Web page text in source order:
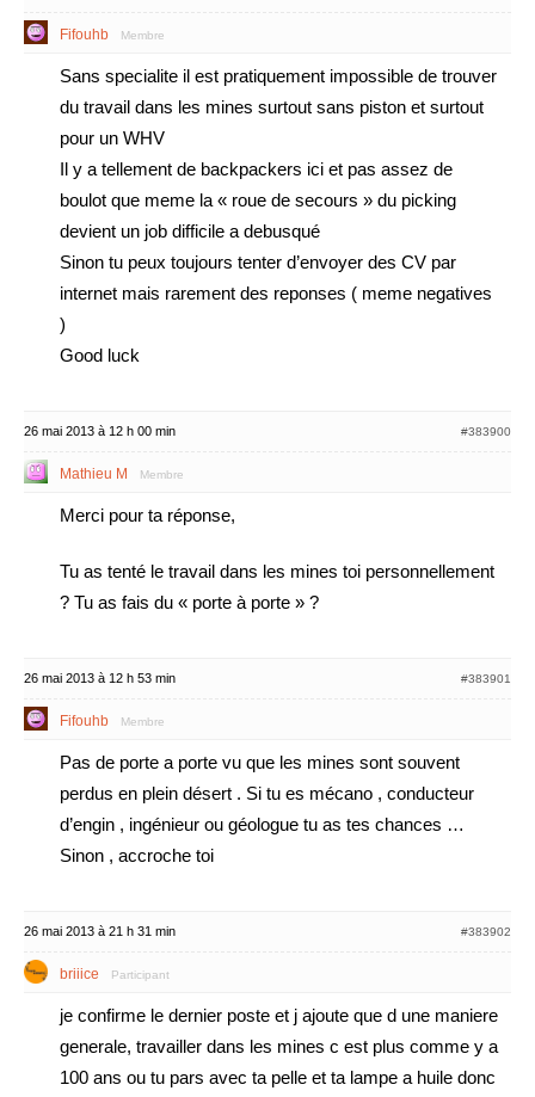
Fifouhb Membre
Sans specialite il est pratiquement impossible de trouver
du travail dans les mines surtout sans piston et surtout
pour un WHV
Il y a tellement de backpackers ici et pas assez de
boulot que meme la « roue de secours » du picking
devient un job difficile a debusqué
Sinon tu peux toujours tenter d’envoyer des CV par
internet mais rarement des reponses ( meme negatives
)
Good luck
26 mai 2013 à 12 h 00 min #383900
Mathieu M Membre
Merci pour ta réponse,
Tu as tenté le travail dans les mines toi personnellement
? Tu as fais du « porte à porte » ?
26 mai 2013 à 12 h 53 min #383901
Fifouhb Membre
Pas de porte a porte vu que les mines sont souvent
perdus en plein désert . Si tu es mécano , conducteur
d’engin , ingénieur ou géologue tu as tes chances …
Sinon , accroche toi
26 mai 2013 à 21 h 31 min #383902
briiice Participant
je confirme le dernier poste et j ajoute que d une maniere
generale, travailler dans les mines c est plus comme y a
100 ans ou tu pars avec ta pelle et ta lampe a huile donc